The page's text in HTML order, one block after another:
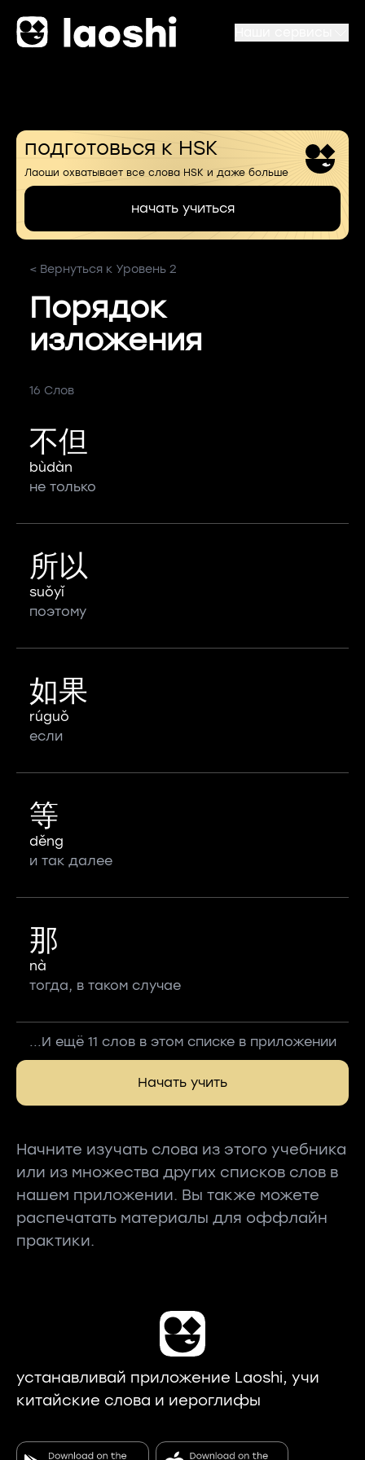
подготовься к HSK
Лаоши охватывает все слова HSK и даже больше
начать учиться
< Вернуться к Уровень 2
Порядок
изложения
16 Слов
不但
bùdàn
не только
所以
suǒyǐ
поэтому
如果
rúguǒ
если
等
děng
и так далее
那
nà
тогда, в таком случае
...И ещё 11 слов в этом списке в приложении
Начать учить
Начните изучать слова из этого учебника
или из множества других списков слов в
нашем приложении. Вы также можете
распечатать материалы для оффлайн
практики.
устанавливай приложение Laoshi, учи
китайские слова и иероглифы